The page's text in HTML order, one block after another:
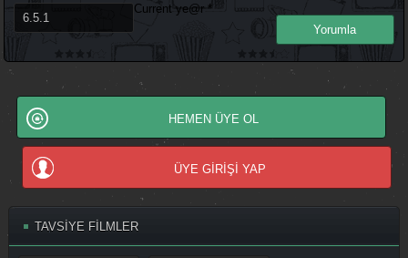
Current ye@r *
HEMEN ÜYE OL
ÜYE GİRİŞİ YAP
TAVSİYE FİLMLER